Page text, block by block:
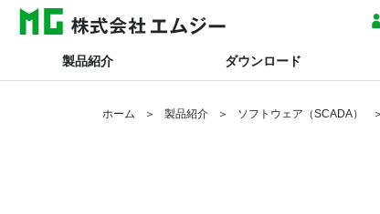
製品紹介 ダウンロード
ホーム 製品紹介 ソフトウェア（SCADA）